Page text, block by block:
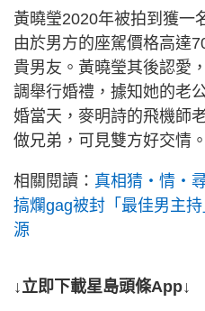
黃曉瑩2020年被拍到獲一
由於男方的座駕價格高達
貴男友。黃曉瑩其後認愛
調舉行婚禮，據知她的老
婚當天，麥明詩的飛機師
做兄弟，可見雙方好交情。
相關閱讀： 真相猜‧情‧尋
搞爛gag被封「最佳男主
源
↓立即下載星島頭條App↓